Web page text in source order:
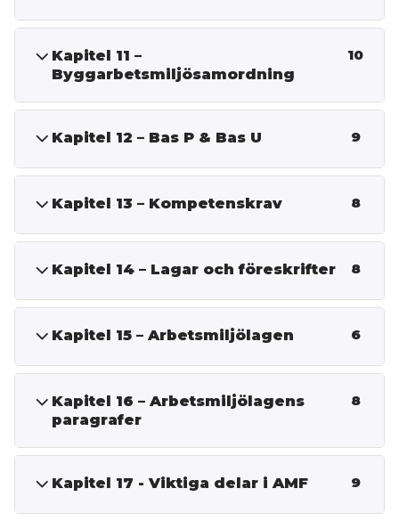
Kapitel 11 –
Byggarbetsmiljösamordning
10
Kapitel 12 – Bas P & Bas U 9
Kapitel 13 – Kompetenskrav 8
Kapitel 14 – Lagar och föreskrifter 8
Kapitel 15 – Arbetsmiljölagen 6
Kapitel 16 – Arbetsmiljölagens
paragrafer
8
Kapitel 17 - Viktiga delar i AMF 9